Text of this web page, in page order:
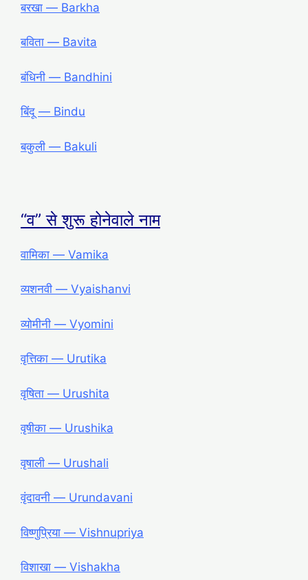
बरखा ― Barkha
बविता ― Bavita
बंधिनी ― Bandhini
बिंदू ― Bindu
बकुली ― Bakuli
“व” से शुरू होनेवाले नाम
वामिका ― Vamika
व्यशनवी ― Vyaishanvi
व्योमीनी ― Vyomini
वृत्तिका ― Urutika
वृषिता ― Urushita
वृषीका ― Urushika
वृषाली ― Urushali
वृंदावनी ― Urundavani
विष्णुप्रिया ― Vishnupriya
विशाखा ― Vishakha